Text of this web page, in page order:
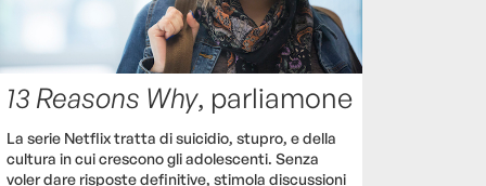
13 Reasons Why, parliamone
La serie Netflix tratta di suicidio, stupro, e della
cultura in cui crescono gli adolescenti. Senza
voler dare risposte definitive, stimola discussioni